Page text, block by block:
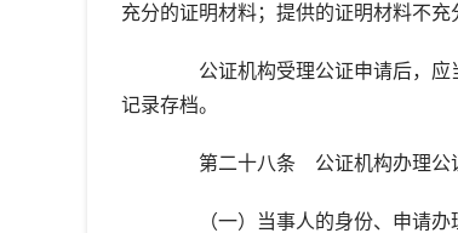
充分的证明材料；提供的证明材料不充
公证机构受理公证申请后，应
记录存档。
第二十八条 公证机构办理公证
（一）当事人的身份、申请办